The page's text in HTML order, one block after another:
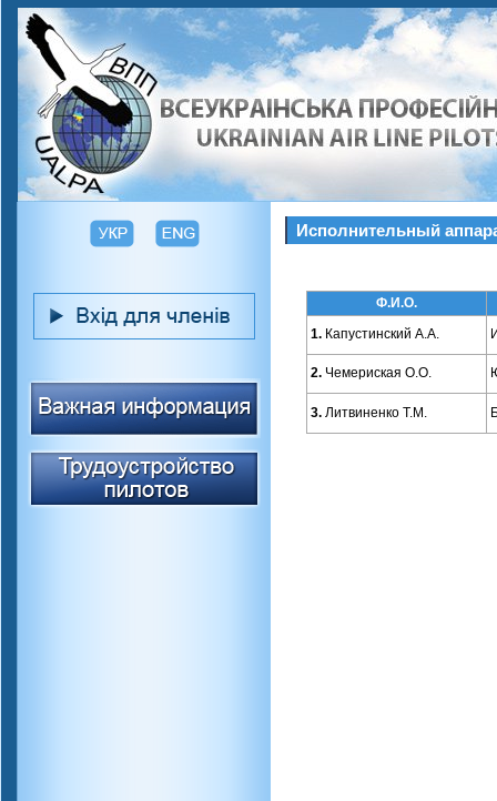
Исполнительный
Ф.И.О.
1. Капустинский А.А.
2.Чемериская О.О.
3.Литвиненко Т.М.